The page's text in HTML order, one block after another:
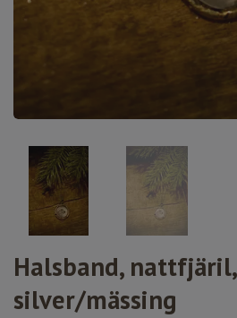
Halsband, nattfjäril,
silver/mässing